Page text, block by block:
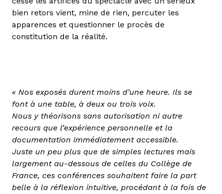
bien retors vient, mine de rien, percuter les
apparences et questionner le procès de
constitution de la réalité.
« Nos exposés durent moins d’une heure. Ils se
font à une table, à deux ou trois voix.
Nous y théorisons sans autorisation ni autre
recours que l’expérience personnelle et la
documentation immédiatement accessible.
Juste un peu plus que de simples lectures mais
largement au-dessous de celles du Collège de
France, ces conférences souhaitent faire la part
belle à la réflexion intuitive, procédant à la fois de